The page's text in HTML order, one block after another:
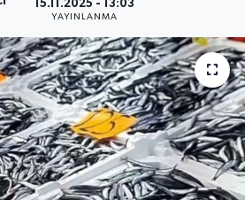
15.11.2025 - 13:03
YAYINLANMA